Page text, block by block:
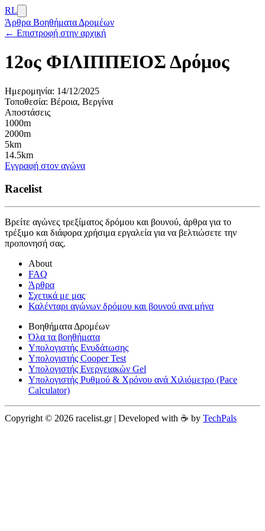
RL
Άρθρα Βοηθήματα Δρομέων
← Επιστροφή στην αρχική
12ος ΦΙΛΙΠΠΕΙΟΣ Δρόμος
Ημερομηνία: 14/12/2025
Τοποθεσία: Βέροια, Βεργίνα
Αποστάσεις
1000m
2000m
5km
14.5km
Εγγραφή στον αγώνα
Racelist
Βρείτε αγώνες τρεξίματος δρόμου και βουνού, άρθρα για το
τρέξιμο και διάφορα χρήσιμα εργαλεία για να βελτιώσετε την
προπονησή σας.
About
FAQ
Άρθρα
Σχετικά με μας
Καλένταρι αγώνων δρόμου και βουνού ανα μήνα
Βοηθήματα Δρομέων
Όλα τα βοηθήματα
Υπολογιστής Ενυδάτωσης
Υπολογιστής Cooper Test
Υπολογιστής Ενεργειακών Gel
Υπολογιστής Ρυθμού & Χρόνου ανά Χιλιόμετρο (Pace
Calculator)
Copyright © 2026 racelist.gr | Developed with ☕️ by TechPals